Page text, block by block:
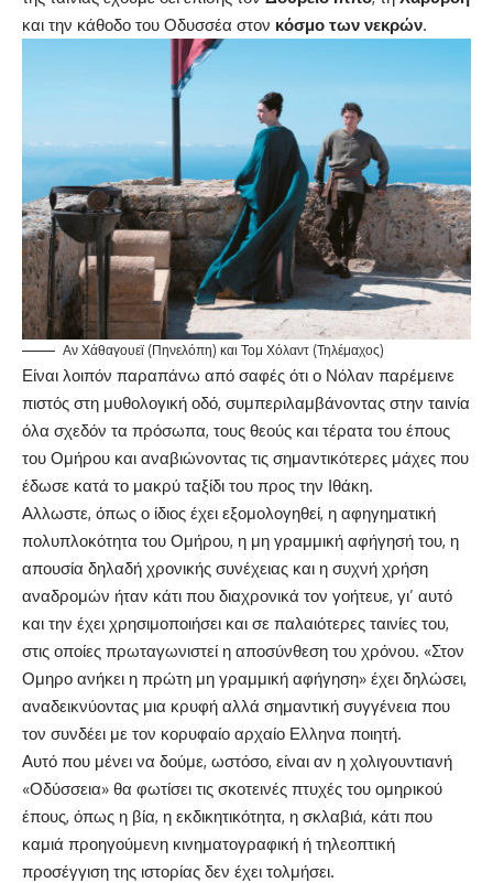
και την κάθοδο του Οδυσσέα στον κόσμο των νεκρών.
Αν Χάθαγουεϊ (Πηνελόπη) και Τομ Χόλαντ (Τηλέμαχος)
Είναι λοιπόν παραπάνω από σαφές ότι ο Νόλαν παρέμεινε
πιστός στη μυθολογική οδό, συμπεριλαμβάνοντας στην ταινία
όλα σχεδόν τα πρόσωπα, τους θεούς και τέρατα του έπους
του Ομήρου και αναβιώνοντας τις σημαντικότερες μάχες που
έδωσε κατά το μακρύ ταξίδι του προς την Ιθάκη.
Αλλωστε, όπως ο ίδιος έχει εξομολογηθεί, η αφηγηματική
πολυπλοκότητα του Ομήρου, η μη γραμμική αφήγησή του, η
απουσία δηλαδή χρονικής συνέχειας και η συχνή χρήση
αναδρομών ήταν κάτι που διαχρονικά τον γοήτευε, γι’ αυτό
και την έχει χρησιμοποιήσει και σε παλαιότερες ταινίες του,
στις οποίες πρωταγωνιστεί η αποσύνθεση του χρόνου. «Στον
Ομηρο ανήκει η πρώτη μη γραμμική αφήγηση» έχει δηλώσει,
αναδεικνύοντας μια κρυφή αλλά σημαντική συγγένεια που
τον συνδέει με τον κορυφαίο αρχαίο Ελληνα ποιητή.
Αυτό που μένει να δούμε, ωστόσο, είναι αν η χολιγουντιανή
«Οδύσσεια» θα φωτίσει τις σκοτεινές πτυχές του ομηρικού
έπους, όπως η βία, η εκδικητικότητα, η σκλαβιά, κάτι που
καμιά προηγούμενη κινηματογραφική ή τηλεοπτική
προσέγγιση της ιστορίας δεν έχει τολμήσει.